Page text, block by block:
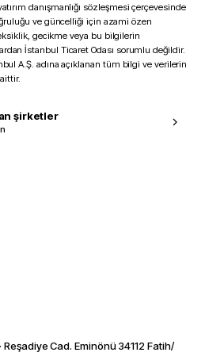
danışmanlığı sözleşmesi çerçevesinde
ve güncelliği için azami özen
gecikme veya bu bilgilerin
İstanbul Ticaret Odası sorumlu değildir.
A.Ş. adına açıklanan tüm bilgi ve verilerin
şirketler
Cad. Eminönü 34112 Fatih/